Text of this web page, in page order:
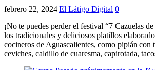
febrero 22, 2024 El Látigo Digital 0
¡No te puedes perder el festival “7 Cazuelas
los tradicionales y deliciosos platillos
cocineros de Aguascalientes, como pipián con
ceviches, caldillo de cuaresma, capirotada,